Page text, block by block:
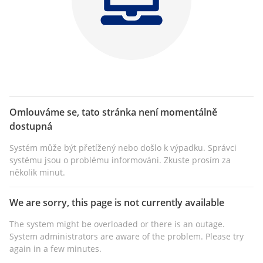
Omlouváme se, tato stránka není momentálně
dostupná
Systém může být přetížený nebo došlo k výpadku. Správci
systému jsou o problému informováni. Zkuste prosím za
několik minut.
We are sorry, this page is not currently available
The system might be overloaded or there is an outage.
System administrators are aware of the problem. Please try
again in a few minutes.